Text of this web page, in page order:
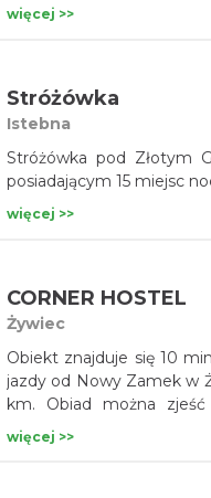
więcej >>
Stróżówka
Istebna
Stróżówka pod Złotym
posiadającym 15 miejsc
więcej >>
CORNER HOSTEL
Żywiec
Obiekt znajduje się 10
jazdy od Nowy Zamek w
km. Obiad można
Goralskie Praliny,
obiektu. Corner Hostel
więcej >>